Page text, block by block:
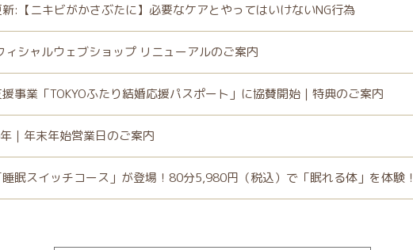
:【ニキビがかさぶたに】必要なケアとやってはいけないNG行為
ィシャルウェブショップ リニューアルのご案内
事業「TOKYOふたり結婚応援パスポート」に協賛開始｜特典のご案内
｜年末年始営業日のご案内
眠スイッチコース」が登場！80分5,980円（税込）で「眠れる体」を体験！